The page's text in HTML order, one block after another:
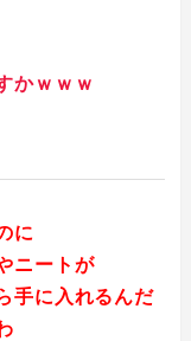
かｗｗｗ
に
ニートが
手に入れるんだ